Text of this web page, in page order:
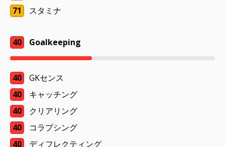
71
スタミナ
40 Goalkeeping
40
GKセンス
40
キャッチング
40
クリアリング
40
コラプシング
40
ディフレクティング